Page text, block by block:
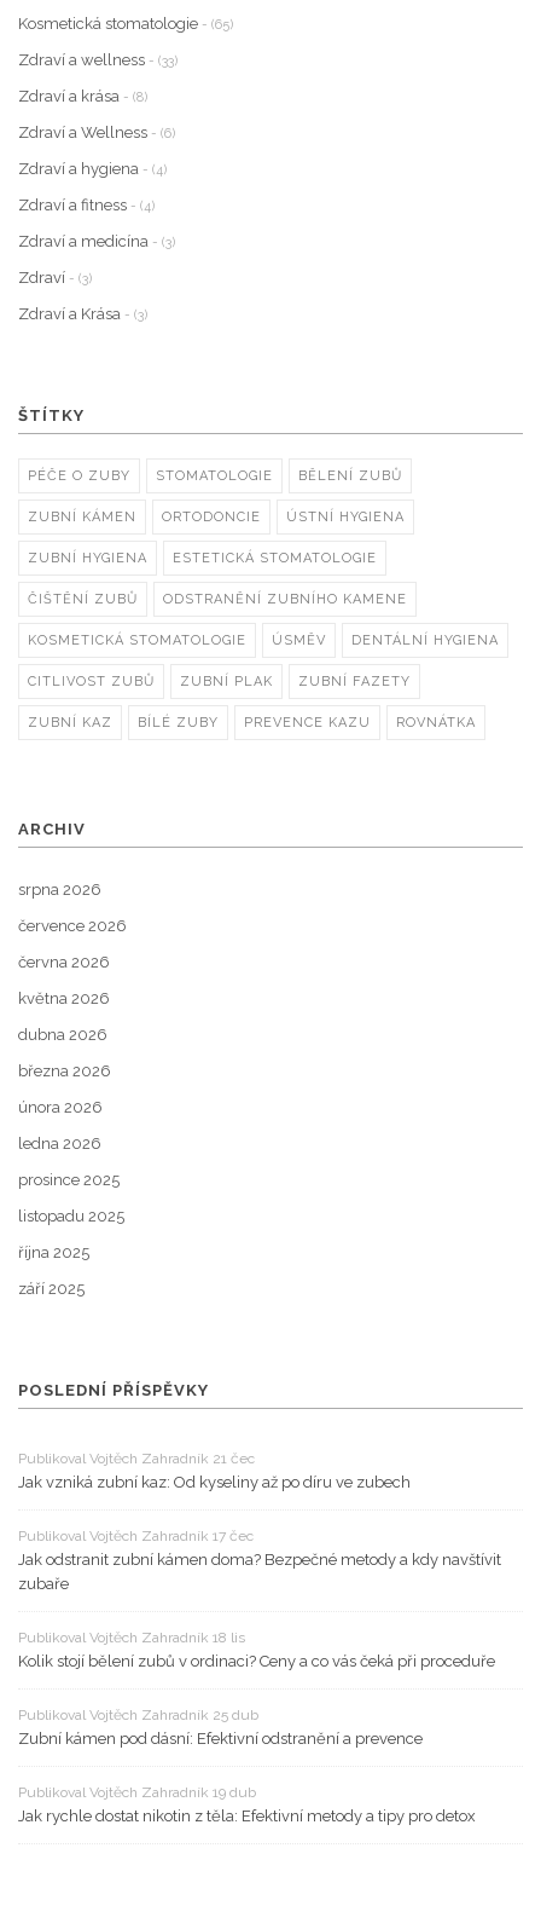
Kosmetická stomatologie - (65)
Zdraví a wellness - (33)
Zdraví a krása - (8)
Zdraví a Wellness - (6)
Zdraví a hygiena - (4)
Zdraví a fitness - (4)
Zdraví a medicína - (3)
Zdraví - (3)
Zdraví a Krása - (3)
ŠTÍTKY
PÉČE O ZUBY STOMATOLOGIE BĚLENÍ ZUBŮ
ZUBNÍ KÁMEN ORTODONCIE ÚSTNÍ HYGIENA
ZUBNÍ HYGIENA ESTETICKÁ STOMATOLOGIE
ČIŠTĚNÍ ZUBŮ ODSTRANĚNÍ ZUBNÍHO KAMENE
KOSMETICKÁ STOMATOLOGIE ÚSMĚV DENTÁLNÍ HYGIENA
CITLIVOST ZUBŮ ZUBNÍ PLAK ZUBNÍ FAZETY
ZUBNÍ KAZ BÍLÉ ZUBY PREVENCE KAZU ROVNÁTKA
ARCHIV
srpna 2026
července 2026
června 2026
května 2026
dubna 2026
března 2026
února 2026
ledna 2026
prosince 2025
listopadu 2025
října 2025
září 2025
POSLEDNÍ PŘÍSPĚVKY
Publikoval Vojtěch Zahradník 21 čec
Jak vzniká zubní kaz: Od kyseliny až po díru ve zubech
Publikoval Vojtěch Zahradník 17 čec
Jak odstranit zubní kámen doma? Bezpečné metody a kdy navštívit
zubaře
Publikoval Vojtěch Zahradník 18 lis
Kolik stojí bělení zubů v ordinaci? Ceny a co vás čeká při proceduře
Publikoval Vojtěch Zahradník 25 dub
Zubní kámen pod dásní: Efektivní odstranění a prevence
Publikoval Vojtěch Zahradník 19 dub
Jak rychle dostat nikotin z těla: Efektivní metody a tipy pro detox